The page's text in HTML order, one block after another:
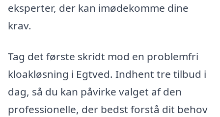
eksperter, der kan imødekomme dine
krav.
Tag det første skridt mod en problemfri
kloakløsning i Egtved. Indhent tre tilbud i
dag, så du kan påvirke valget af den
professionelle, der bedst forstå dit behov